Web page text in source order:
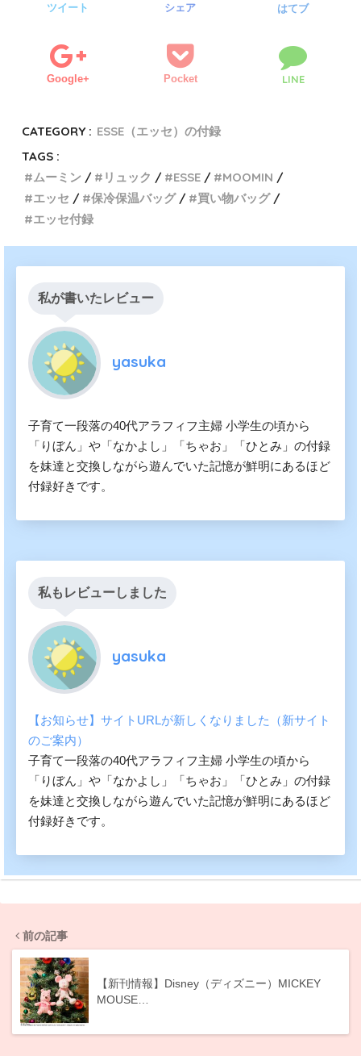
ツイート シェア はてブ
Google+ Pocket LINE
CATEGORY : ESSE（エッセ）の付録
TAGS :
ムーミン
リュック ESSE
MOOMIN
エッセ
保冷保温バッグ
買い物バッグ
エッセ付録
私が書いたレビュー
yasuka
子育て一段落の40代アラフィフ主婦 小学生の頃から
「りぼん」や「なかよし」「ちゃお」「ひとみ」の付録
を妹達と交換しながら遊んでいた記憶が鮮明にあるほど
付録好きです。
私もレビューしました
yasuka
【お知らせ】サイトURLが新しくなりました（新サイト
のご案内）
子育て一段落の40代アラフィフ主婦 小学生の頃から
「りぼん」や「なかよし」「ちゃお」「ひとみ」の付録
を妹達と交換しながら遊んでいた記憶が鮮明にあるほど
付録好きです。
前の記事
【新刊情報】Disney（ディズニー）MICKEY
MOUSE…